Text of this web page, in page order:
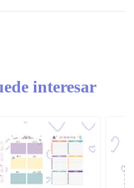
interesar